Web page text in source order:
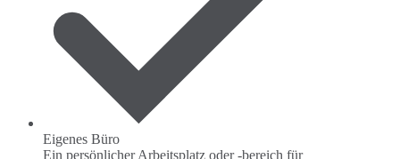
Eigenes Büro
Ein persönlicher Arbeitsplatz oder -bereich für